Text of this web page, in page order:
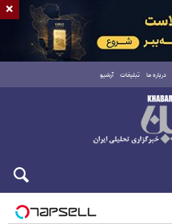
درباره ما تبلیغات آرشیو
×